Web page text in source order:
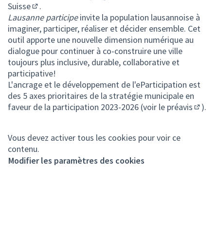
Suisse
(Lien externe)
.
Lausanne participeinvite la population lausannoise à
imaginer, participer, réaliser et décider ensemble. Cet
outil apporte une nouvelle dimension numérique au
dialogue pour continuer à co-construire une ville
toujours plus inclusive, durable, collaborative et
participative!
L'ancrage et le développement de l'eParticipation est
des 5 axes prioritaires de la stratégie municipale en
faveur de la participation 2023-2026 (voir le préavis
(Lien
).
Vous devez activer tous les cookies pour voir ce
contenu.
Modifier les paramètres des cookies